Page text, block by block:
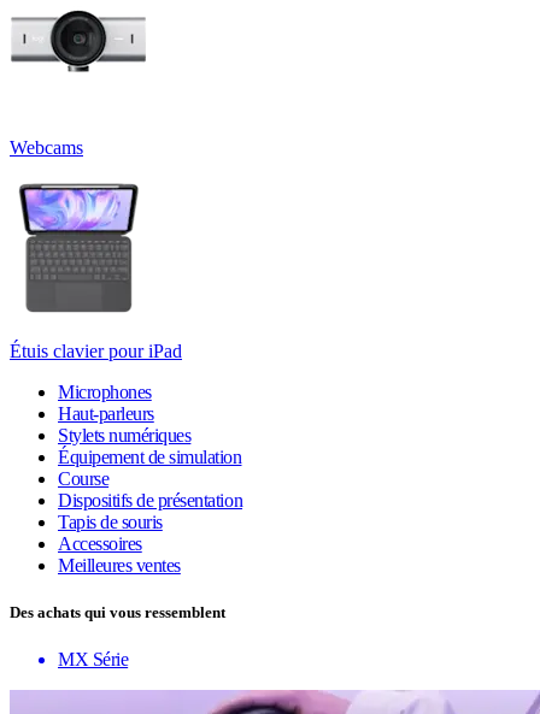
Webcams
Étuis clavier pour iPad
Microphones
Haut-parleurs
Stylets numériques
Équipement de simulation
Course
Dispositifs de présentation
Tapis de souris
Accessoires
Meilleures ventes
Des achats qui vous ressemblent
MX Série